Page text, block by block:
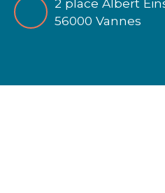
2 place Albert
56000 Vannes